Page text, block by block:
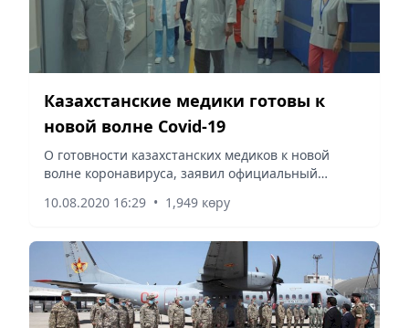
Казахстанские медики готовы к
новой волне Covid-19
О готовности казахстанских медиков к новой
волне коронавируса, заявил официальный
Кожахметов.
10.08.2020 16:29 • 1,949 көру